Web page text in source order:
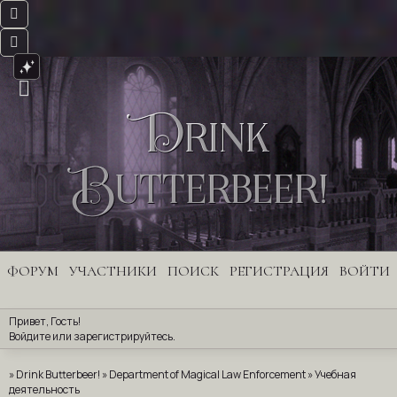
Drink
Butterbeer!
ФОРУМ УЧАСТНИКИ ПОИСК РЕГИСТРАЦИЯ ВОЙТИ
Привет, Гость!
Войдите или зарегистрируйтесь.
»Drink Butterbeer! »Department of Magical Law Enforcement»Учебная
деятельность